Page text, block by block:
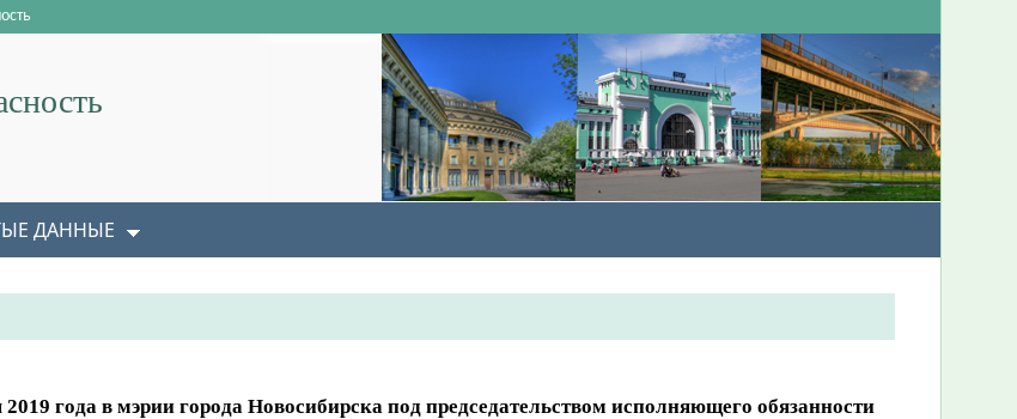
ДАННЫЕ
2019 года в мэрии города Новосибирска под председательством исполняющего обязанности